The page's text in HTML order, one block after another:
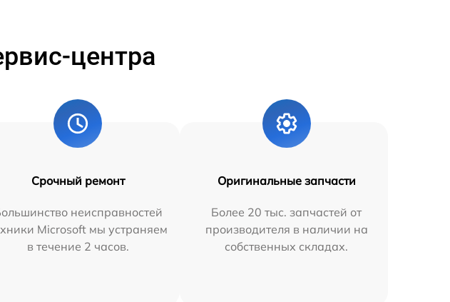
центра
Срочный ремонт
неисправностей
Microsoft мы устраняем
в течение 2 часов.
Оригинальные запчасти
Более 20 тыс. запчастей от
производителя в наличии на
собственных складах.